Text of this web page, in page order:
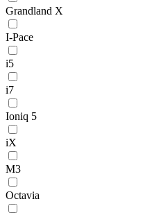
Grandland X
I-Pace
i5
i7
Ioniq 5
iX
M3
Octavia